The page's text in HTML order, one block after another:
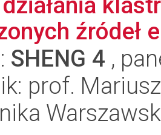
źródeł
SHENG 4 ,
prof.